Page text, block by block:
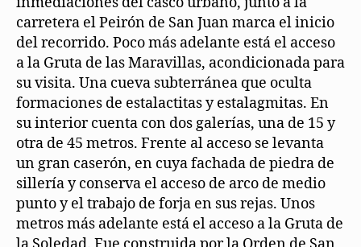
carretera el Peirón de San Juan marca el inicio
del recorrido. Poco más adelante está el acceso
a la Gruta de las Maravillas, acondicionada para
su visita. Una cueva subterránea que oculta
formaciones de estalactitas y estalagmitas. En
su interior cuenta con dos galerías, una de 15 y
otra de 45 metros. Frente al acceso se levanta
un gran caserón, en cuya fachada de piedra de
sillería y conserva el acceso de arco de medio
punto y el trabajo de forja en sus rejas. Unos
metros más adelante está el acceso a la Gruta de